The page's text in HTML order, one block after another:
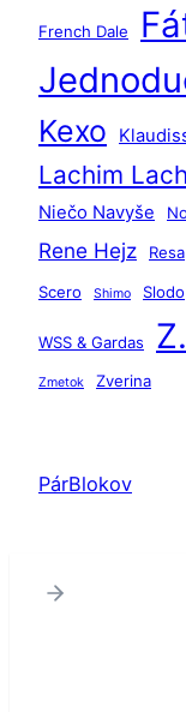
ťFrench Dale
Kexo
Lachim
Niečo Navyše
Rene Hejz Resa
Scero Shimo Slodo
WSS & Gardas
Zmetok Zverina
PárBlokov